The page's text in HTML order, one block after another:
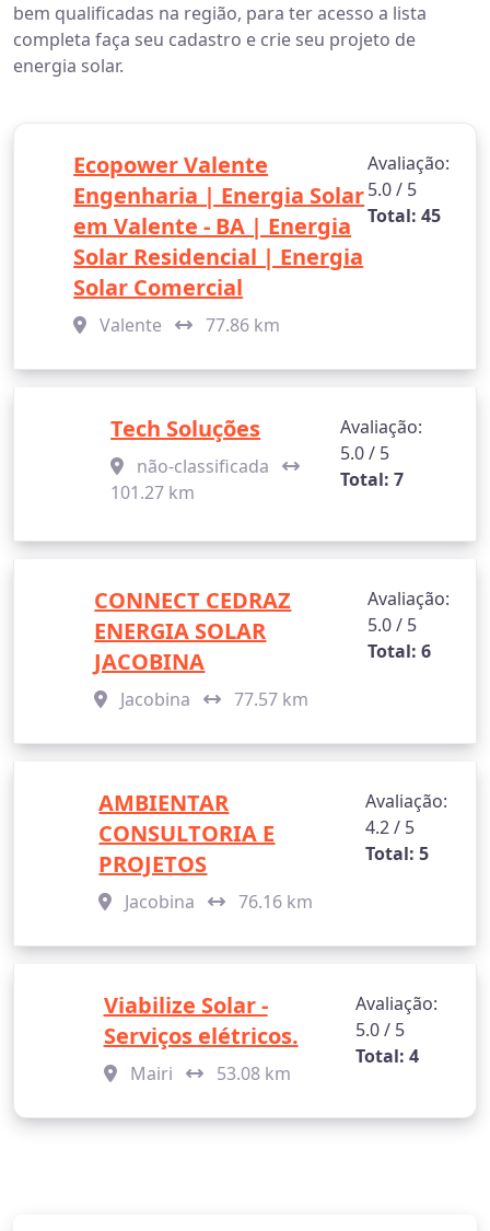
bem qualificadas na região, para ter acesso a lista
completa faça seu cadastro e crie seu projeto de
energia solar.
Ecopower Valente
Engenharia | Energia Solar
em Valente - BA | Energia
Solar Residencial | Energia
Solar Comercial
Valente 77.86 km
Avaliação:
5.0 / 5
Total: 45
Tech Soluções
não-classificada
101.27 km
Avaliação:
5.0 / 5
Total: 7
CONNECT CEDRAZ
ENERGIA SOLAR
JACOBINA
Jacobina 77.57 km
Avaliação:
5.0 / 5
Total: 6
AMBIENTAR
CONSULTORIA E
PROJETOS
Jacobina 76.16 km
Avaliação:
4.2 / 5
Total: 5
Viabilize Solar -
Serviços elétricos.
Mairi 53.08 km
Avaliação:
5.0 / 5
Total: 4